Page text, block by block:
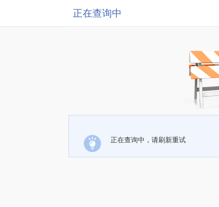
正在查询中
正在查询中，请刷新重试